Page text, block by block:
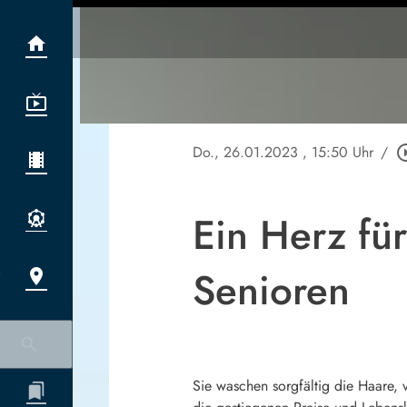
Do., 26.01.2023 , 15:50 Uhr /
Ein Herz
Senioren
Sie waschen sorgfältig die Haare,